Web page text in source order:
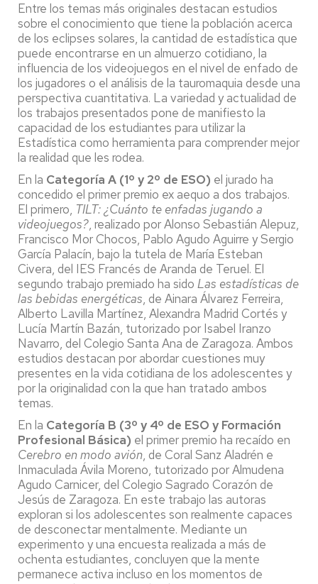
Entre los temas más originales destacan estudios
sobre el conocimiento que tiene la población acerca
de los eclipses solares, la cantidad de estadística que
puede encontrarse en un almuerzo cotidiano, la
influencia de los videojuegos en el nivel de enfado de
los jugadores o el análisis de la tauromaquia desde una
perspectiva cuantitativa. La variedad y actualidad de
los trabajos presentados pone de manifiesto la
capacidad de los estudiantes para utilizar la
Estadística como herramienta para comprender mejor
la realidad que les rodea.
En la Categoría A (1º y 2º de ESO) el jurado ha
concedido el primer premio ex aequo a dos trabajos.
El primero, TILT: ¿Cuánto te enfadas jugando a
videojuegos?, realizado por Alonso Sebastián Alepuz,
Francisco Mor Chocos, Pablo Agudo Aguirre y Sergio
García Palacín, bajo la tutela de María Esteban
Civera, del IES Francés de Aranda de Teruel. El
segundo trabajo premiado ha sido Las estadísticas de
las bebidas energéticas, de Ainara Álvarez Ferreira,
Alberto Lavilla Martínez, Alexandra Madrid Cortés y
Lucía Martín Bazán, tutorizado por Isabel Iranzo
Navarro, del Colegio Santa Ana de Zaragoza. Ambos
estudios destacan por abordar cuestiones muy
presentes en la vida cotidiana de los adolescentes y
por la originalidad con la que han tratado ambos
temas.
En la Categoría B (3º y 4º de ESO y Formación
Profesional Básica) el primer premio ha recaído en
Cerebro en modo avión, de Coral Sanz Aladrén e
Inmaculada Ávila Moreno, tutorizado por Almudena
Agudo Carnicer, del Colegio Sagrado Corazón de
Jesús de Zaragoza. En este trabajo las autoras
exploran si los adolescentes son realmente capaces
de desconectar mentalmente. Mediante un
experimento y una encuesta realizada a más de
ochenta estudiantes, concluyen que la mente
permanece activa incluso en los momentos de